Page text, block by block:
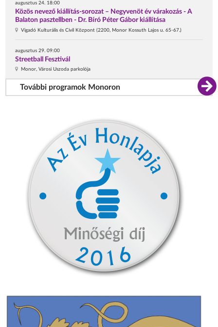
augusztus 24. 18:00
Közös nevező kiállítás-sorozat – Negyvenöt év várakozás - A
Balaton pasztellben - Dr. Bíró Péter Gábor kiállítása
Vigadó Kulturális és Civil Központ (2200, Monor Kossuth Lajos u. 65-67.)
augusztus 29. 09:00
Streetball Fesztivál
Monor, Városi Uszoda parkolója
További programok Monoron